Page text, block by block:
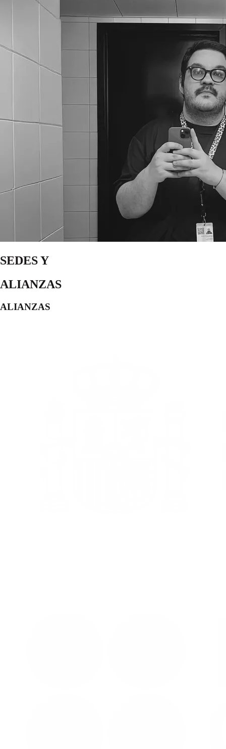
SEDES Y
ALIANZAS
ALIANZAS